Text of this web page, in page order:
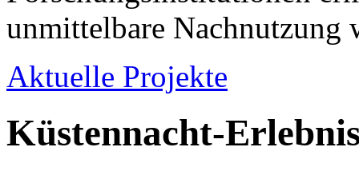
unmittelbare Nachnutzung
Aktuelle Projekte
Küstennacht-